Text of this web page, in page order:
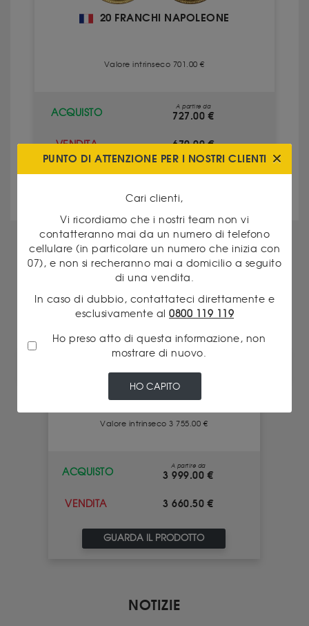
20 FRANCHI NAPOLEONE
Valore intrinseco 701.00 €
ACQUISTO
A partire da
727.00 €
VENDITA 670.00 €
ALTRI PRODOTTI IN QUESTA
CATEGORIA
EPARGNOR 1OZ
Valore intrinseco 3 755.00 €
ACQUISTO
A partire da
3 999.00 €
VENDITA 3 660.50 €
GUARDA IL PRODOTTO
NOTIZIE
PUNTO DI ATTENZIONE PER I NOSTRI CLIENTI
Cari clienti,
Vi ricordiamo che i nostri team non vi
contatteranno mai da un numero di telefono
cellulare (in particolare un numero che inizia con
07), e non si recheranno mai a domicilio a seguito
di una vendita.
In caso di dubbio, contattateci direttamente e
esclusivamente al 0800 119 119
Ho preso atto di questa informazione, non
mostrare di nuovo.
HO CAPITO